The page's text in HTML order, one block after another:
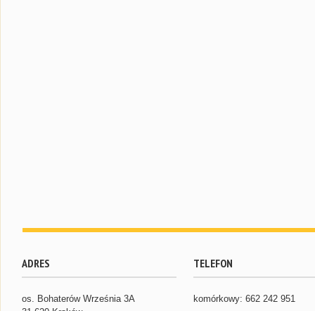
ADRES
os. Bohaterów Września 3A
TELEFON
komórkowy: 662 242 951